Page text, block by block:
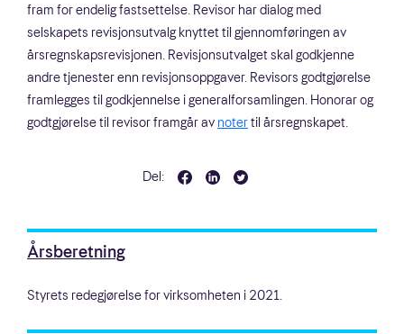
fram for endelig fastsettelse. Revisor har dialog med
selskapets revisjonsutvalg knyttet til gjennomføringen av
årsregnskapsrevisjonen. Revisjonsutvalget skal godkjenne
andre tjenester enn revisjonsoppgaver. Revisors godtgjørelse
framlegges til godkjennelse i generalforsamlingen. Honorar og
godtgjørelse til revisor framgår av notertil årsregnskapet.
Del:
Årsberetning
Styrets redegjørelse for virksomheten i 2021.